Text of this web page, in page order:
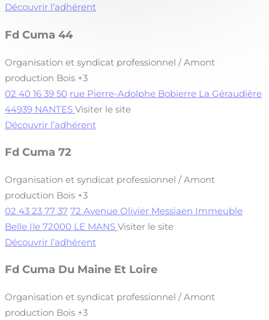
Découvrir l’adhérent
Fd Cuma 44
Organisation et syndicat professionnel / Amont
production Bois +3
02 40 16 39 50 rue Pierre-Adolphe Bobierre La Géraudière
44939 NANTES Visiter le site
Découvrir l’adhérent
Fd Cuma 72
Organisation et syndicat professionnel / Amont
production Bois +3
02 43 23 77 37 72 Avenue Olivier Messiaen Immeuble
Belle Ile 72000 LE MANS Visiter le site
Découvrir l’adhérent
Fd Cuma Du Maine Et Loire
Organisation et syndicat professionnel / Amont
production Bois +3